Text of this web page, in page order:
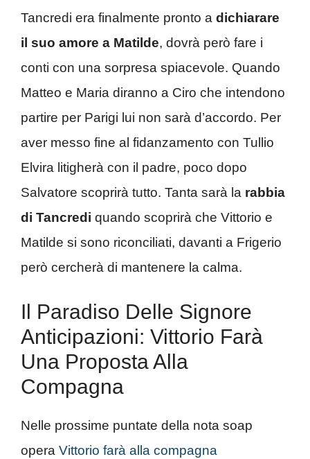
Tancredi era finalmente pronto a dichiarare
il suo amore a Matilde, dovrà però fare i
conti con una sorpresa spiacevole. Quando
Matteo e Maria diranno a Ciro che intendono
partire per Parigi lui non sarà d’accordo. Per
aver messo fine al fidanzamento con Tullio
Elvira litigherà con il padre, poco dopo
Salvatore scoprirà tutto. Tanta sarà la rabbia
di Tancredi quando scoprirà che Vittorio e
Matilde si sono riconciliati, davanti a Frigerio
però cercherà di mantenere la calma.
Il Paradiso Delle Signore
Anticipazioni: Vittorio Farà
Una Proposta Alla
Compagna
Nelle prossime puntate della nota soap
opera Vittorio farà alla compagna